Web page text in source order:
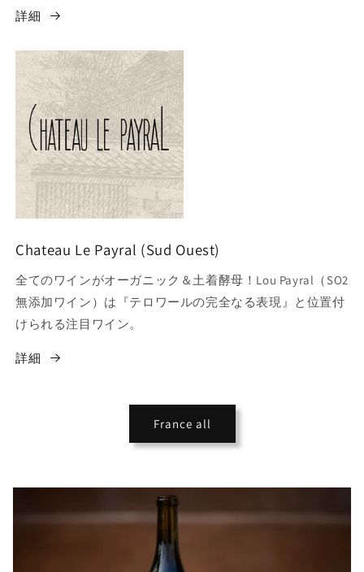
詳細
Chateau Le Payral (Sud Ouest)
全てのワインがオーガニック＆土着酵母！Lou Payral（SO2
無添加ワイン）は『テロワールの完全なる表現』と位置付
けられる注目ワイン。
詳細
France all